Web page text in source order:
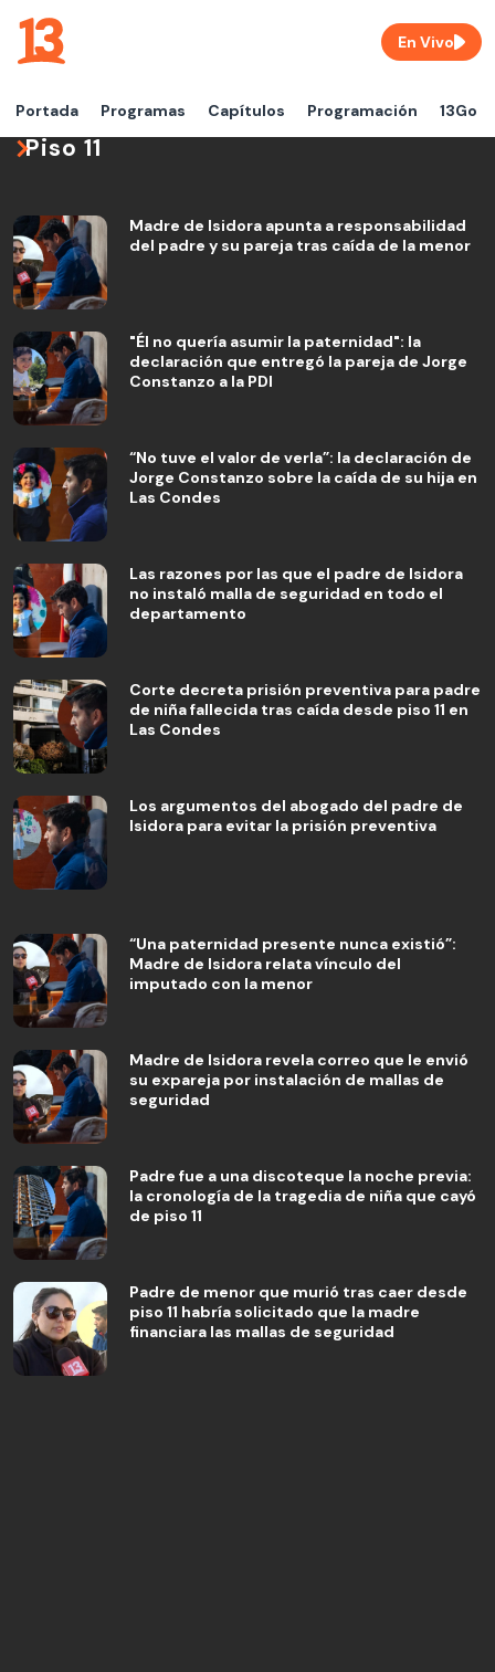
Portada Programas Capítulos Programación 13Go
En Vivo
Piso 11
Madre de Isidora apunta a responsabilidad
del padre y su pareja tras caída de la menor
"Él no quería asumir la paternidad": la
declaración que entregó la pareja de Jorge
Constanzo a la PDI
“No tuve el valor de verla”: la declaración de
Jorge Constanzo sobre la caída de su hija en
Las Condes
Las razones por las que el padre de Isidora
no instaló malla de seguridad en todo el
departamento
Corte decreta prisión preventiva para padre
de niña fallecida tras caída desde piso 11 en
Las Condes
Los argumentos del abogado del padre de
Isidora para evitar la prisión preventiva
“Una paternidad presente nunca existió”:
Madre de Isidora relata vínculo del
imputado con la menor
Madre de Isidora revela correo que le envió
su expareja por instalación de mallas de
seguridad
Padre fue a una discoteque la noche previa:
la cronología de la tragedia de niña que cayó
de piso 11
Padre de menor que murió tras caer desde
piso 11 habría solicitado que la madre
financiara las mallas de seguridad